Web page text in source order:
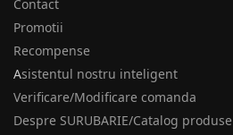
Contact
Promotii
Recompense
Asistentul nostru inteligent
Verificare/Modificare comanda
Despre SURUBARIE/Catalog produse